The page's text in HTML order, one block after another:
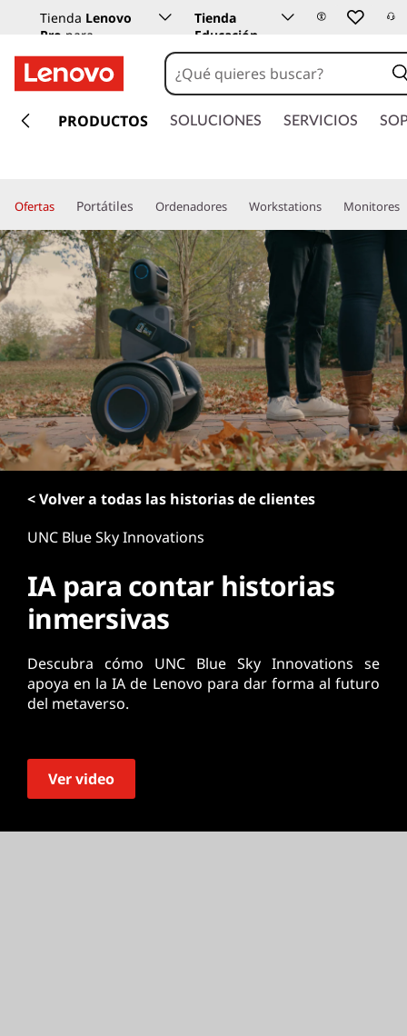
Tienda Lenovo
Pro para
empresas
Tienda
Educación
Lenovo
o
t
e
n
i
d
o
p
r
i
n
c
i
PRODUCTOS SOLUCIONES SERVICIOS
Ofertas Portátiles Ordenadores Workstations Monitores
< Volver a todas las historias de clientes
UNC Blue Sky Innovations
IA para contar historias
inmersivas
Descubra cómo UNC Blue Sky Innovations se
apoya en la IA de Lenovo para dar forma al futuro
del metaverso.
Ver video